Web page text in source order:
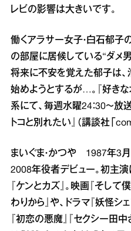
レビの影響は大きいです。
働くアラサー女子・白石郁子
の部屋に居候している“ダメ
将来に不安を覚えた郁子は
始めようとするが…。『好きな
系にて、毎週水曜24：30～放
トコと別れたい』（講談社「
まいぐま・かつや 1987年3月
2008年役者デビュー。初主
『ケンとカズ』。映画『そし
わりから』や、ドラマ『妖怪シ
『初恋の悪魔』『セクシー田